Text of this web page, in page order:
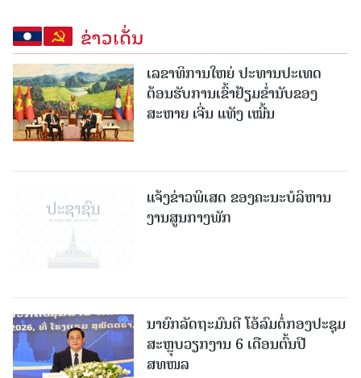
ຂ່າວເດັ່ນ
ເລຂາທິການໃຫຍ່ ປະທານປະເທດ
ຕ້ອນຮັບການເຂົ້າຢ້ຽມຂໍ່ານັບຂອງ
ສະຫາຍ ເຈີ່ນ ແທັງ ເໝີ້ນ
ແຈ້ງຂ່າວພິເສດ ຂອງຄະນະບໍລິຫານ
ງານສູນກາງພັກ
ນາຍົກລັດຖະມົນຕີ ໂອ້ລົມຕໍ່ກອງປະຊຸມ
ສະຫຼຸບວຽກງານ 6 ເດືອນຕົ້ນປີ
ສທໜລ